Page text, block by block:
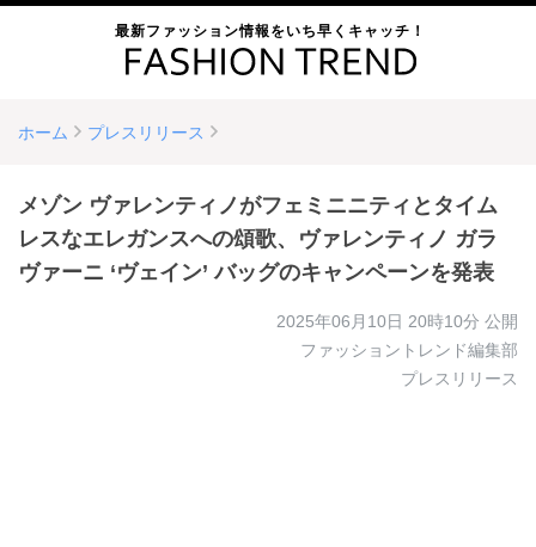
最新ファッション情報をいち早くキャッチ！
ホーム プレスリリース
メゾン ヴァレンティノがフェミニニティとタイム
レスなエレガンスへの頌歌、ヴァレンティノ ガラ
ヴァーニ ‘ヴェイン’ バッグのキャンペーンを発表
2025年06月10日 20時10分 公開
ファッショントレンド編集部
プレスリリース